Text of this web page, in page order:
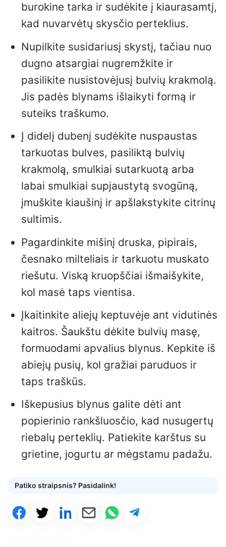
burokine tarka ir sudėkite į kiaurasamtį,
kad nuvarvėtų skysčio perteklius.
Nupilkite susidariusį skystį, tačiau nuo
dugno atsargiai nugremžkite ir
pasilikite nusistovėjusį bulvių krakmolą.
Jis padės blynams išlaikyti formą ir
suteiks traškumo.
Į didelį dubenį sudėkite nuspaustas
tarkuotas bulves, pasiliktą bulvių
krakmolą, smulkiai sutarkuotą arba
labai smulkiai supjaustytą svogūną,
įmuškite kiaušinį ir apšlakstykite citrinų
sultimis.
Pagardinkite mišinį druska, pipirais,
česnako milteliais ir tarkuotu muskato
riešutu. Viską kruopščiai išmaišykite,
kol masė taps vientisa.
Įkaitinkite aliejų keptuvėje ant vidutinės
kaitros. Šaukštu dėkite bulvių masę,
formuodami apvalius blynus. Kepkite iš
abiejų pusių, kol gražiai paruduos ir
taps traškūs.
Iškepusius blynus galite dėti ant
popierinio rankšluosčio, kad nusugertų
riebalų perteklių. Patiekite karštus su
grietine, jogurtu ar mėgstamu padažu.
Patiko straipsnis? Pasidalink!